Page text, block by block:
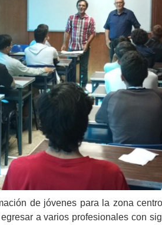
de jóvenes para la zona
a varios profesionales con